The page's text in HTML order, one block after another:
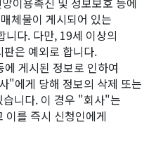
체물이 게시되어 있는
니다. 다만, 19세 이상의
은 예외로 합니다.
게시된 정보로 인하여
"에게 당해 정보의 삭제 또는
니다. 이 경우 "회사"는
이를 즉시 신청인에게